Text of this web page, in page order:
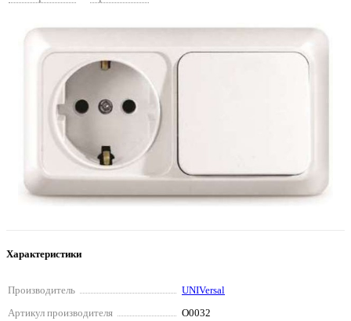
Характеристики
Производитель
UNIVersal
Артикул производителя
О0032